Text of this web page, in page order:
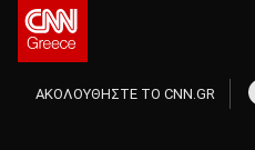
ΑΚΟΛΟΥΘΗΣΤΕ ΤΟ CNN.GR